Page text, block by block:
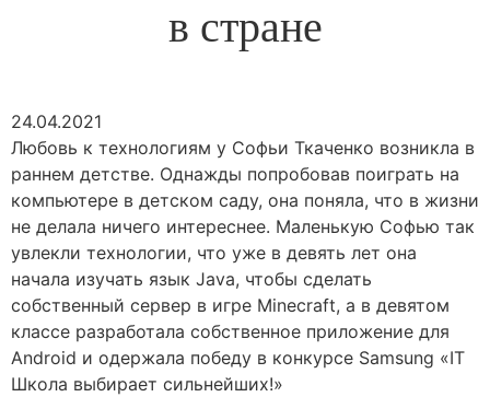
в стране
24.04.2021
Любовь к технологиям у Софьи Ткаченко возникла в
раннем детстве. Однажды попробовав поиграть на
компьютере в детском саду, она поняла, что в жизни
не делала ничего интереснее. Маленькую Софью так
увлекли технологии, что уже в девять лет она
начала изучать язык Java, чтобы сделать
собственный сервер в игре Minecraft, а в девятом
классе разработала собственное приложение для
Android и одержала победу в конкурсе Samsung «IT
Школа выбирает сильнейших!»